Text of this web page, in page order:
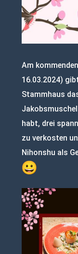
Am
16.03.2024)
Stammhaus
habt, drei
zu verkosten
Nihonshu als